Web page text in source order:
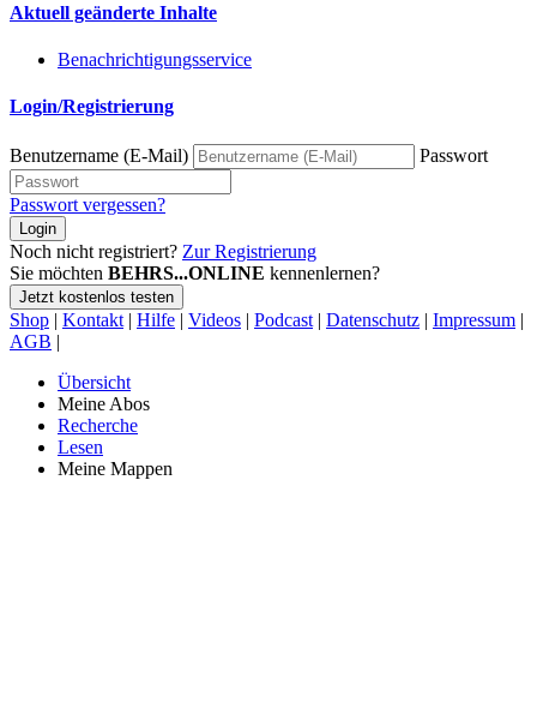
Aktuell geänderte Inhalte
Benachrichtigungsservice
Login/Registrierung
Benutzername (E-Mail) Passwort
Passwort vergessen?
Login
Noch nicht registriert? Zur Registrierung
Sie möchten BEHRS...ONLINE kennenlernen?
Jetzt kostenlos testen
Shop | Kontakt | Hilfe | Videos | Podcast | Datenschutz | Impressum |
AGB |
Übersicht
Meine Abos
Recherche
Lesen
Meine Mappen